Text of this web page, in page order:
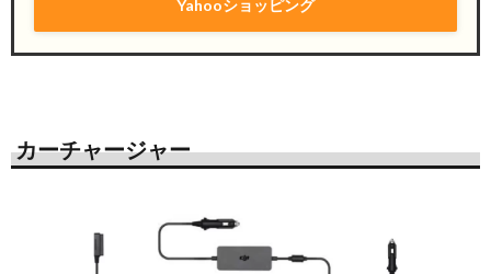
Yahooショッピング
カーチャージャー